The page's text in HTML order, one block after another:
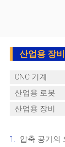
산업용 장비
CNC 기계
산업용 로봇
산업용 장비
압축 공기의